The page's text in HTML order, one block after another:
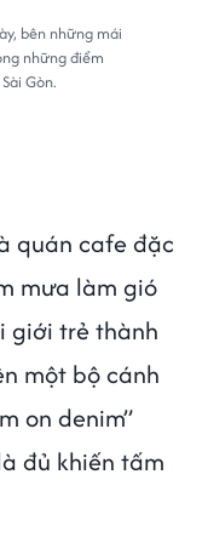
bên những mái
những điểm
Gòn.
quán cafe đặc
mưa làm gió
giới trẻ thành
một bộ cánh
on denim”
đủ khiến tấm